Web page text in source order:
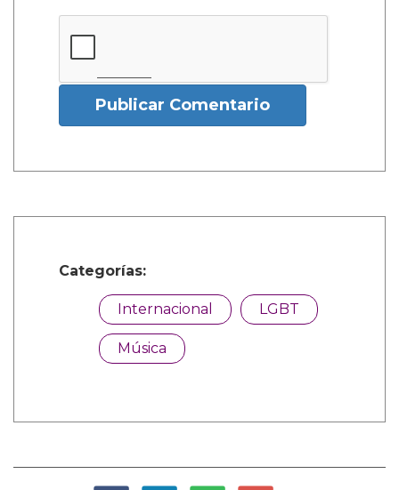
Publicar Comentario
Categorías:
Internacional LGBT
Música